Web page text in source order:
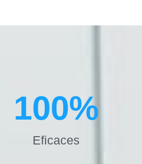
Eficaces
100%